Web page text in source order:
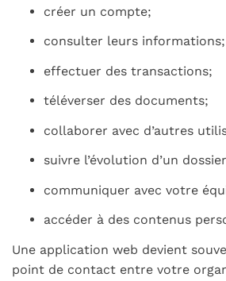
créer un compte;
consulter leurs informations;
effectuer des transactions;
téléverser des documents;
collaborer avec d’autres
suivre l’évolution d’un
communiquer avec votre
accéder à des contenus
Une application web devient
point de contact entre votre